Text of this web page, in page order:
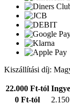
Kiszállítási díj:
22.000 Ft-tól
0 Ft-tól